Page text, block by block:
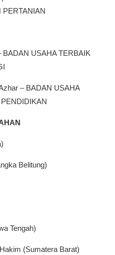
PERTANIAN
USAHA TERBAIK
– BADAN USAHA
Belitung)
Tengah)
(Sumatera Barat)